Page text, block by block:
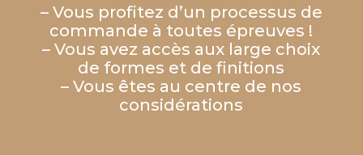
– Vous profitez d’un processus de
commande à toutes épreuves !
– Vous avez accès aux large choix
de formes et de finitions
– Vous êtes au centre de nos
considérations